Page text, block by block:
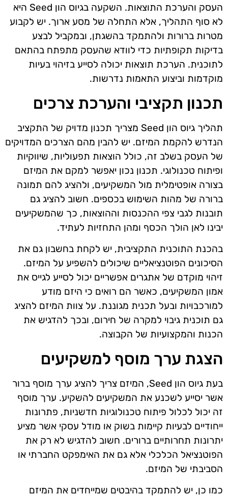
העסק והערכת התוצאות. השקעה בגיוס הון Seed היא
לא סוף התהליך, אלא התחלה של מסע ארוך. יש לקבוע
מטרות ברורות ולהתמקד בהשגתן, ובמקביל לבצע
בדיקות תקופתיות כדי לוודא שהעסק מתפתח בהתאם
לתוכנית. הערכת תוצאות יכולה לסייע בזיהוי בעיות
מוקדמות וביצוע התאמות נדרשות.
תכנון תקציבי והערכת צרכים
תהליך גיוס הון Seed מצריך תכנון מדויק של התקציב
הנדרש להקמת המיזם. יש להבין מהם הצרכים המדויקים
של העסק בשלב זה, כולל הוצאות תפעוליות, שיווקיות
ופיתוח טכנולוגי. תכנון נכון יאפשר למקם את המיזם
בצורה אופטימלית מול המשקיעים, ולהציג להם תמונה
ברורה של מהות השימוש בכספים. חשוב להציג גם
תובנות לגבי צפי ההכנסות וההוצאות, כך שהמשקיעים
יבינו לאן הולך הכסף ומהן התחזיות לעתיד.
בהכנת התוכנית התקציבית, יש לקחת בחשבון גם את
הסיכונים הפוטנציאליים שיכולים להשפיע על המיזם.
זיהוי מוקדם של אתגרים אפשריים יכול לסייע לגייס את
אמון המשקיעים, כאשר הם רואים כי היזם מודע
למורכבויות ובעל תכנית מגוננת. על צוות המיזם להציג
גם תוכנית גיבוי למקרה של חירום, ובכך להדגיש את
הכנות והמקצועיות של הקבוצה.
הצגת ערך מוסף למשקיעים
בעת גיוס הון Seed, המיזם צריך להציג ערך מוסף ברור
אשר יסייע לשכנע את המשקיעים להשקיע. ערך מוסף
זה יכול לכלול פיתוח טכנולוגיות חדשניות, פתרונות
ייחודיים לבעיות קיימות בשוק או מודל עסקי אשר מציע
יתרונות תחרותיים ברורים. חשוב להדגיש לא רק את
הפוטנציאל הכלכלי אלא גם את האימפקט החברתי או
הסביבתי של המיזם.
כמו כן, יש להתמקד בהיבטים שמייחדים את המיזם